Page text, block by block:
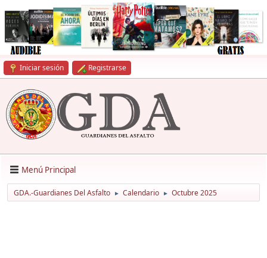
Iniciar sesión Registrarse
Menú Principal
GDA.-Guardianes Del Asfalto ► Calendario ► Octubre 2025